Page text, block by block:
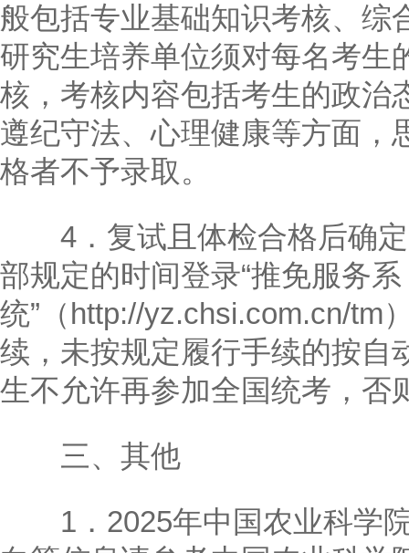
般包括专业基础知识考核、综
研究生培养单位须对每名考生
核，考核内容包括考生的政治
遵纪守法、心理健康等方面，
格者不予录取。
4．复试且体检合格后确定
部规定的时间登录“推免服务系
统”（http://yz.chsi.com.cn/tm
续，未按规定履行手续的按自
生不允许再参加全国统考，否
三、其他
1．2025年中国农业科学院